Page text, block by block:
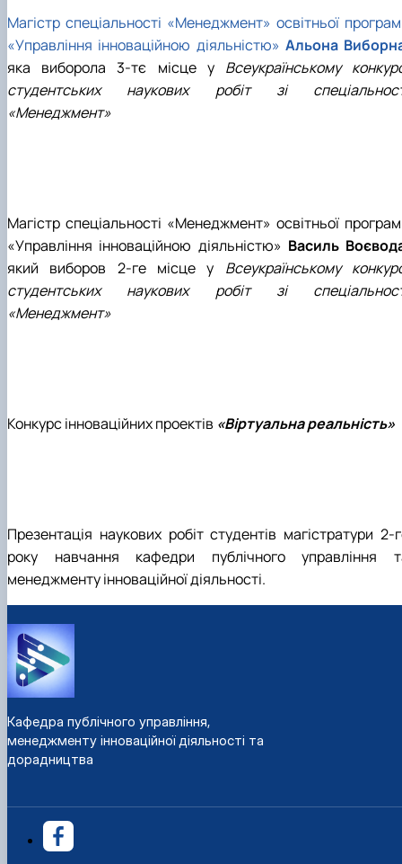
Магістр спеціальності «Менеджмент» освітньої
«Управління інноваційною діяльністю» Альона
яка виборола 3-тє місце у Всеукраїнському
студентських наукових робіт зі
«Менеджмент»
Магістр спеціальності «Менеджмент» освітньої
«Управління інноваційною діяльністю» Василь
який виборов 2-ге місце у Всеукраїнському
студентських наукових робіт зі
«Менеджмент»
Конкурс інноваційних проектів «Віртуальна реальність»
Презентація наукових робіт студентів магістратури 2-
року навчання кафедри публічного управління
менеджменту інноваційної діяльності.
Кафедра публічного управління,
менеджменту інноваційної діяльності та
дорадництва